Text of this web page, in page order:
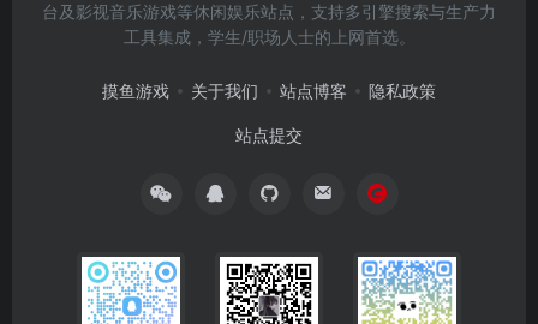
台及影视音乐游戏等休闲娱乐站点，支持多引擎搜索与生产力
工具集成，学生/职场人士的上网首选。
摸鱼游戏 关于我们 站点博客 隐私政策
站点提交